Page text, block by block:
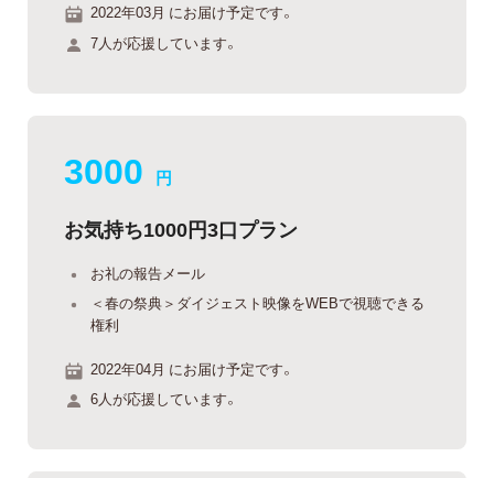
2022年03月 にお届け予定です。
7人が応援しています。
3000 円
お気持ち1000円3口プラン
お礼の報告メール
＜春の祭典＞ダイジェスト映像をWEBで視聴できる
権利
2022年04月 にお届け予定です。
6人が応援しています。